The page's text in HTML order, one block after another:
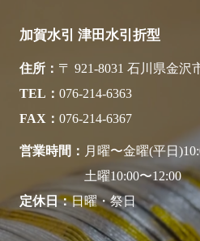
加賀水引 津田水引折型
住所
〒 921-8031 石川県金沢
TEL
076-214-6363
FAX
076-214-6367
営業時間
月曜〜金曜(平日
土曜10:00〜12:00
定休日
日曜・祭日